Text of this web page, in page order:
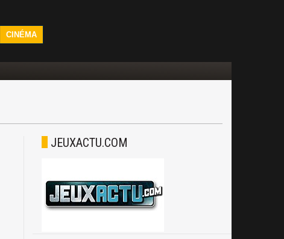
CINÉMA
JEUXACTU.COM